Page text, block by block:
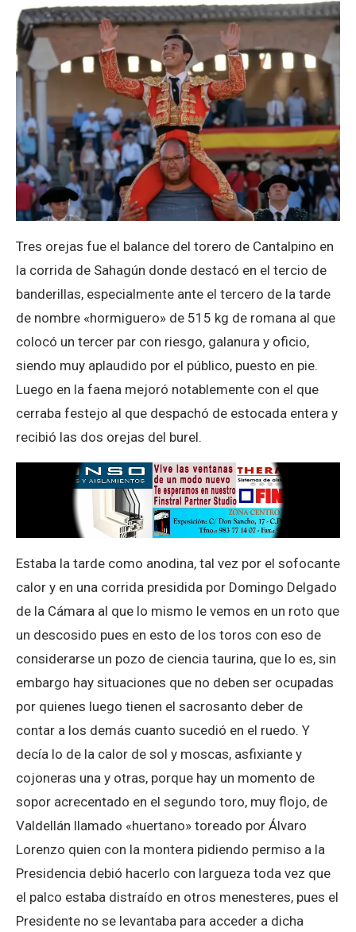
Tres orejas fue el balance del torero de Cantalpino en
la corrida de Sahagún donde destacó en el tercio de
banderillas, especialmente ante el tercero de la tarde
de nombre «hormiguero» de 515 kg de romana al que
colocó un tercer par con riesgo, galanura y oficio,
siendo muy aplaudido por el público, puesto en pie.
Luego en la faena mejoró notablemente con el que
cerraba festejo al que despachó de estocada entera y
recibió las dos orejas del burel.
Estaba la tarde como anodina, tal vez por el sofocante
calor y en una corrida presidida por Domingo Delgado
de la Cámara al que lo mismo le vemos en un roto que
un descosido pues en esto de los toros con eso de
considerarse un pozo de ciencia taurina, que lo es, sin
embargo hay situaciones que no deben ser ocupadas
por quienes luego tienen el sacrosanto deber de
contar a los demás cuanto sucedió en el ruedo. Y
decía lo de la calor de sol y moscas, asfixiante y
cojoneras una y otras, porque hay un momento de
sopor acrecentado en el segundo toro, muy flojo, de
Valdellán llamado «huertano» toreado por Álvaro
Lorenzo quien con la montera pidiendo permiso a la
Presidencia debió hacerlo con largueza toda vez que
el palco estaba distraído en otros menesteres, pues el
Presidente no se levantaba para acceder a dicha